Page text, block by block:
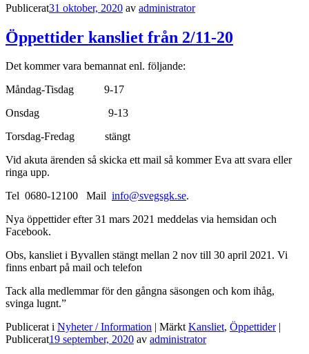
Publicerat31 oktober, 2020 av administrator
Öppettider kansliet från 2/11-20
Det kommer vara bemannat enl. följande:
Måndag-Tisdag 9-17
Onsdag 9-13
Torsdag-Fredag stängt
Vid akuta ärenden så skicka ett mail så kommer Eva att svara eller
ringa upp.
Tel 0680-12100 Mail info@svegsgk.se.
Nya öppettider efter 31 mars 2021 meddelas via hemsidan och
Facebook.
Obs, kansliet i Byvallen stängt mellan 2 nov till 30 april 2021. Vi
finns enbart på mail och telefon
Tack alla medlemmar för den gångna säsongen och kom ihåg,
svinga lugnt.”
Publicerat i Nyheter / Information MärktKansliet, Öppettider
Publicerat19 september, 2020 av administrator